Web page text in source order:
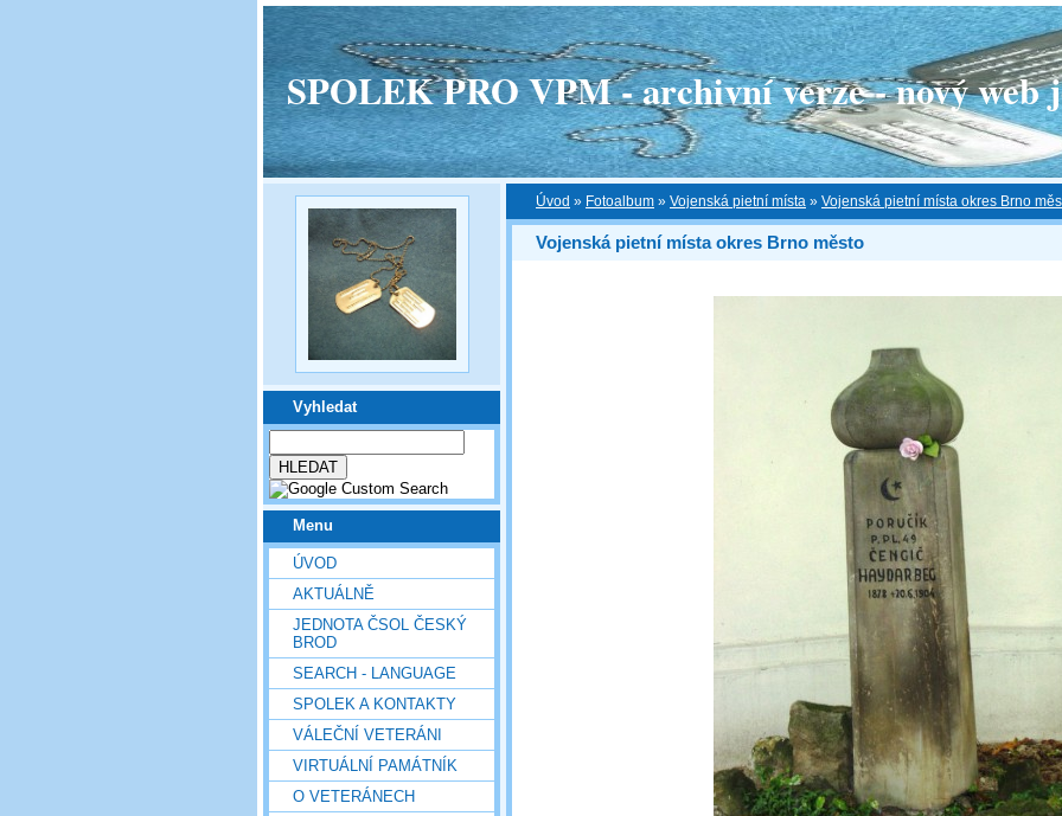
SPOLEK PRO VPM - archivní verze - nový web
Vyhledat
Menu
ÚVOD
AKTUÁLNĚ
JEDNOTA ČSOL ČESKÝ
BROD
SEARCH - LANGUAGE
SPOLEK A KONTAKTY
VÁLEČNÍ VETERÁNI
VIRTUÁLNÍ PAMÁTNÍK
O VETERÁNECH
Úvod » Fotoalbum » Vojenská pietní místa » Vojenská pietní místa okres Brno
Vojenská pietní místa okres Brno město